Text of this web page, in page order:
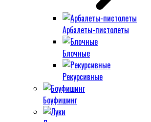
Арбалеты-пистолеты
Блочные
Рекурсивные
Боуфишинг